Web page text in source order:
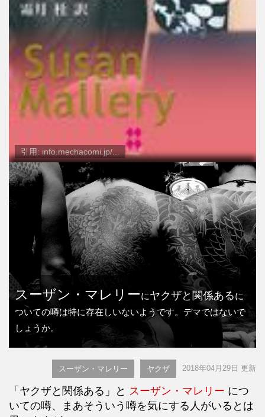
引用: info.mechacomi.jp/...
スーザン・マレリーにヤクザと関係あるに
ついての噂は特に存在しいないようです。デマではないで
しょうか。
スーザン・マレリー ヤクザ 2018年04月29日 更新
「ヤクザと関係ある」と スーザン・マレリー につ
いての噂、まあそういう噂を気にする人がいるとは